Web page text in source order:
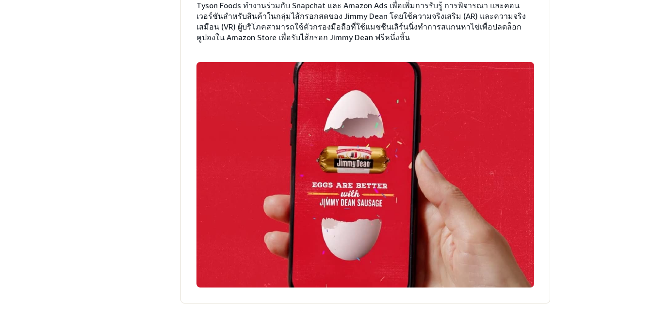
Tyson Foods ทำงานร่วมกับ Snapchat และ Amazon Ads เพื่อเพิ่มการรับรู้ การพิจารณา และคอน
เวอร์ชันสำหรับสินค้าในกลุ่มไส้กรอกสดของ Jimmy Dean โดยใช้ความจริงเสริม (AR) และความจริง
เสมือน (VR) ผู้บริโภคสามารถใช้ตัวกรองมือถือที่ใช้แมชชีนเลิร์นนิ่งทำการสแกนหาไข่เพื่อปลดล็อก
คูปองใน Amazon Store เพื่อรับไส้กรอก Jimmy Dean ฟรีหนึ่งชิ้น